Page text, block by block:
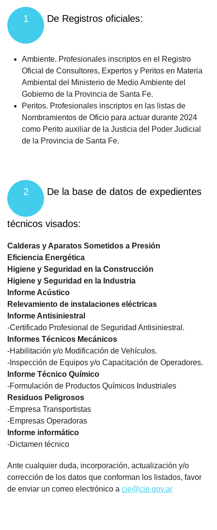
1 De Registros oficiales:
Ambiente. Profesionales inscriptos en el Registro
Oficial de Consultores, Expertos y Peritos en Materia
Ambiental del Ministerio de Medio Ambiente del
Gobierno de la Provincia de Santa Fe.
Peritos. Profesionales inscriptos en las listas de
Nombramientos de Oficio para actuar durante 2024
como Perito auxiliar de la Justicia del Poder Judicial
de la Provincia de Santa Fe.
2 De la base de datos de expedientes
técnicos visados:
Calderas y Aparatos Sometidos a Presión
Eficiencia Energética
Higiene y Seguridad en la Construcción
Higiene y Seguridad en la Industria
Informe Acústico
Relevamiento de instalaciones eléctricas
Informe Antisiniestral
-Certificado Profesional de Seguridad Antisiniestral.
Informes Técnicos Mecánicos
-Habilitación y/o Modificación de Vehículos.
-Inspección de Equipos y/o Capacitación de Operadores.
Informe Técnico Químico
-Formulación de Productos Químicos Industriales
Residuos Peligrosos
-Empresa Transportistas
-Empresas Operadoras
Informe informático
-Dictamen técnico
Ante cualquier duda, incorporación, actualización y/o
corrección de los datos que conforman los listados, favor
de enviar un correo electrónico a cie@cie.gov.ar